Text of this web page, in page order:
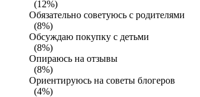
(12%)
Обязательно советуюсь с родителями
(8%)
Обсуждаю покупку с детьми
(8%)
Опираюсь на отзывы
(8%)
Ориентируюсь на советы блогеров
(4%)